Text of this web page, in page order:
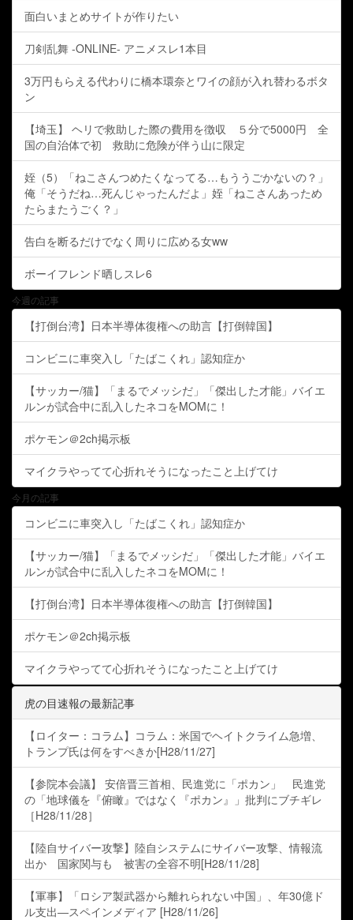
面白いまとめサイトが作りたい
刀剣乱舞 -ONLINE- アニメスレ1本目
3万円もらえる代わりに橋本環奈とワイの顔が入れ替わるボタ
ン
【埼玉】 ヘリで救助した際の費用を徴収 ５分で5000円 全
国の自治体で初 救助に危険が伴う山に限定
姪（5）「ねこさんつめたくなってる…もううごかないの？」
俺「そうだね…死んじゃったんだよ」姪「ねこさんあっため
たらまたうごく？」
告白を断るだけでなく周りに広める女ww
ボーイフレンド晒しスレ6
今週の記事
【打倒台湾】日本半導体復権への助言【打倒韓国】
コンビニに車突入し「たばこくれ」認知症か
【サッカー/猫】「まるでメッシだ」「傑出した才能」バイエ
ルンが試合中に乱入したネコをMOMに！
ポケモン＠2ch掲示板
マイクラやってて心折れそうになったこと上げてけ
今月の記事
コンビニに車突入し「たばこくれ」認知症か
【サッカー/猫】「まるでメッシだ」「傑出した才能」バイエ
ルンが試合中に乱入したネコをMOMに！
【打倒台湾】日本半導体復権への助言【打倒韓国】
ポケモン＠2ch掲示板
マイクラやってて心折れそうになったこと上げてけ
虎の目速報の最新記事
【ロイター：コラム】コラム：米国でヘイトクライム急増、
トランプ氏は何をすべきか[H28/11/27]
【参院本会議】 安倍晋三首相、民進党に「ポカン」 民進党
の「地球儀を『俯瞰』ではなく『ポカン』」批判にブチギレ
［H28/11/28］
【陸自サイバー攻撃】陸自システムにサイバー攻撃、情報流
出か 国家関与も 被害の全容不明[H28/11/28]
【軍事】「ロシア製武器から離れられない中国」、年30億ド
ル支出―スペインメディア [H28/11/26]